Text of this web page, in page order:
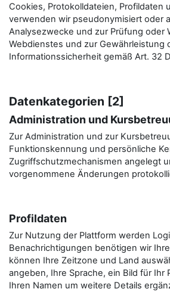
Cookies, Protokolldateien, Profildaten
verwenden wir pseudonymisiert oder
Analysezwecke und zur Prüfung oder
Webdienstes und zur Gewährleistung
Informationssicherheit gemäß Art. 32
Datenkategorien [2]
Administration und
Zur Administration und zur
Funktionskennung und persönliche
Zugriffschutzmechanismen angelegt
vorgenommene Änderungen
Profildaten
Zur Nutzung der Plattform werden
Benachrichtigungen benötigen wir
können Ihre Zeitzone und Land
angeben, Ihre Sprache, ein Bild für Ihr
Ihren Namen um weitere Details